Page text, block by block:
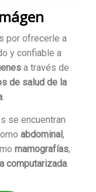
por ofrecerle a
y confiable a
a través de
de salud de la
.
se encuentran
abdominal ,
mamografías,
computarizada.